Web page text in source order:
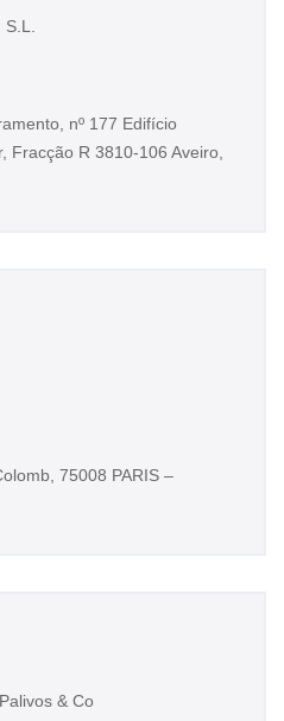
nº 177 Edifício
Fracção R 3810-106 Aveiro,
75008 PARIS –
& Co